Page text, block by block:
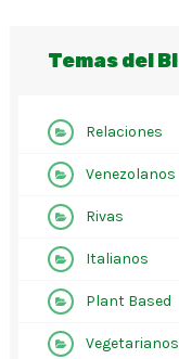
Temas del
Relaciones
Venezolanos
Rivas
Italianos
Plant Based
Vegetarianos